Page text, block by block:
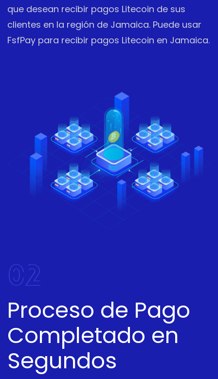
que desean recibir pagos Litecoin de sus
clientes en la región de Jamaica. Puede usar
FsfPay para recibir pagos Litecoin en Jamaica.
02
Proceso de Pago
Completado en
Segundos